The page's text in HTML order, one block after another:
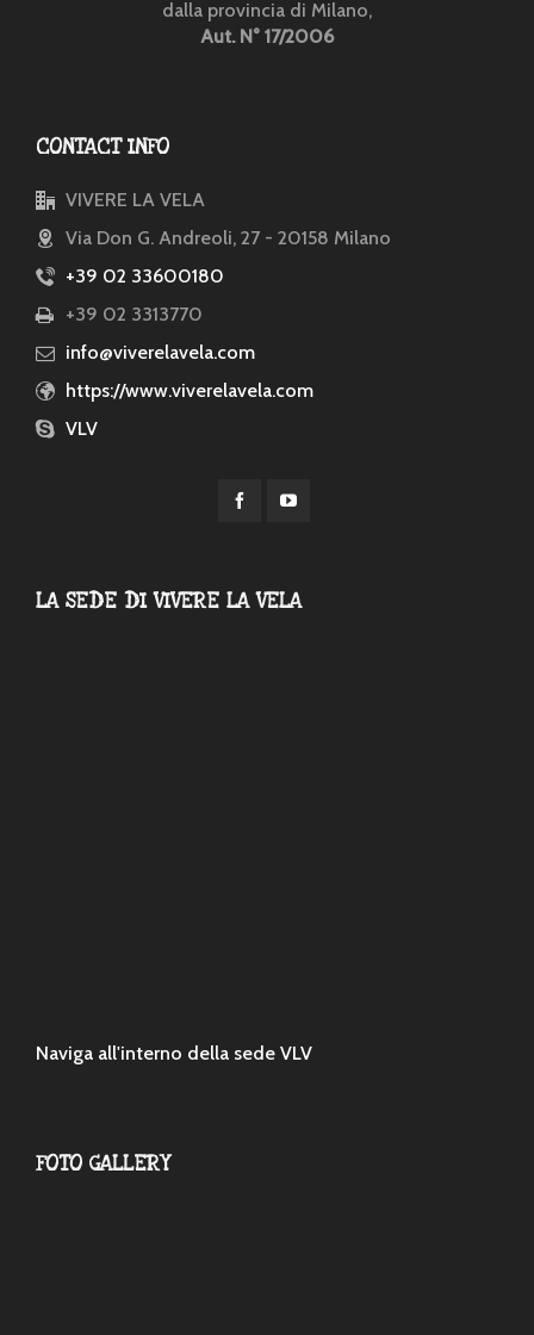
dalla provincia di Milano,
Aut. N° 17/2006
CONTACT INFO
VIVERE LA VELA
Via Don G. Andreoli, 27 - 20158 Milano
+39 02 33600180
+39 02 3313770
info@viverelavela.com
https://www.viverelavela.com
VLV
LA SEDE DI VIVERE LA VELA
Naviga all'interno della sede VLV
FOTO GALLERY